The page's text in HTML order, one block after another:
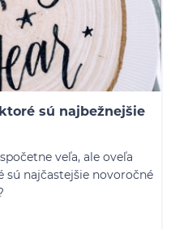
sú najbežnejšie
veľa, ale oveľa
sú najčastejšie novoročné